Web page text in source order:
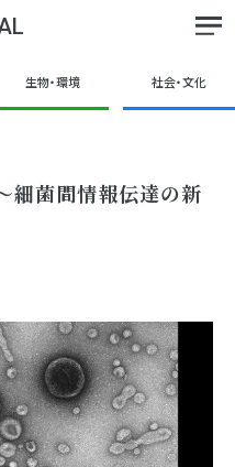
生物・環境 社会・文化
菌間情報伝達の新